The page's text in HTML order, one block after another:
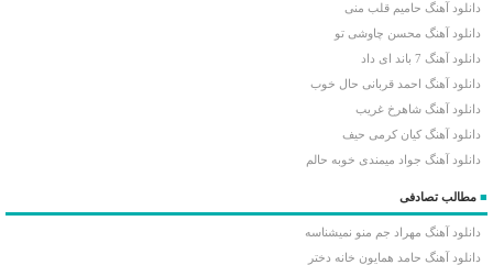
دانلود آهنگ حامیم قلب منی
دانلود آهنگ محسن چاوشی تو
دانلود آهنگ 7 باند ای داد
دانلود آهنگ احمد قربانی حال خوب
دانلود آهنگ شاهرخ غریب
دانلود آهنگ کیان کرمی حیف
دانلود آهنگ جواد میمندی خوبه حالم
■ مطالب تصادفی
دانلود آهنگ مهراد جم منو نمیشناسه
دانلود آهنگ حامد همایون خانه دختر